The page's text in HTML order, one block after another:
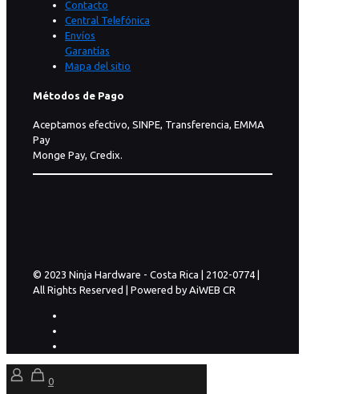
Contacto
Central Telefónica
Envíos
Garantías
Mapa del sitio
Métodos de Pago
Aceptamos efectivo, SINPE, Transferencia, EMMA
Pay
Monge Pay, Credix.
© 2023 Ninja Hardware - Costa Rica | 2102-0774 |
All Rights Reserved | Powered by AiWEB CR
0